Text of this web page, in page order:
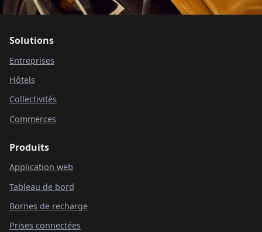
Solutions
Entreprises
Hôtels
Collectivités
Commerces
Produits
Application web
Tableau de bord
Bornes de recharge
Prises connectées